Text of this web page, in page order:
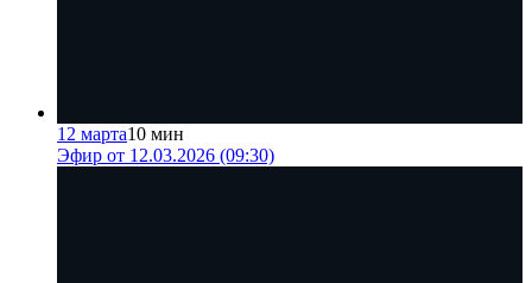
12 марта10 мин
Эфир от 12.03.2026 (09:30)